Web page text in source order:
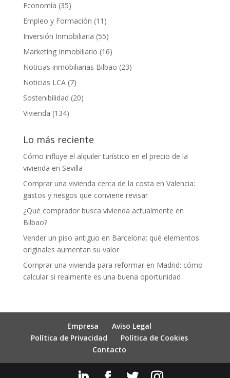
Economía (35)
Empleo y Formación (11)
Inversión Inmobiliaria (55)
Marketing Inmobiliario (16)
Noticias inmobiliarias Bilbao (23)
Noticias LCA(7)
Sostenibilidad (20)
Vivienda (134)
Lo más reciente
Cómo influye el alquiler turístico en el precio de la
vivienda en Sevilla
Comprar una vivienda cerca de la costa en Valencia:
gastos y riesgos que conviene revisar
¿Qué comprador busca vivienda actualmente en
Bilbao?
Vender un piso antiguo en Barcelona: qué elementos
originales aumentan su valor
Comprar una vivienda para reformar en Madrid: cómo
calcular si realmente es una buena oportunidad
Empresa
Aviso Legal
Política de Privacidad
Política de Cookies
Contacto